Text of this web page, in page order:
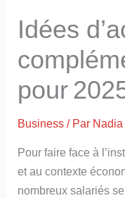
Idées
pour
Business / Par Nadia
Pour faire face à
et au contexte
nombreux salariés